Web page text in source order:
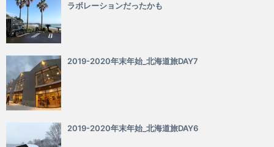
ラボレーションだったかも
2019-2020年末年始_北海道旅DAY7
2019-2020年末年始_北海道旅DAY6